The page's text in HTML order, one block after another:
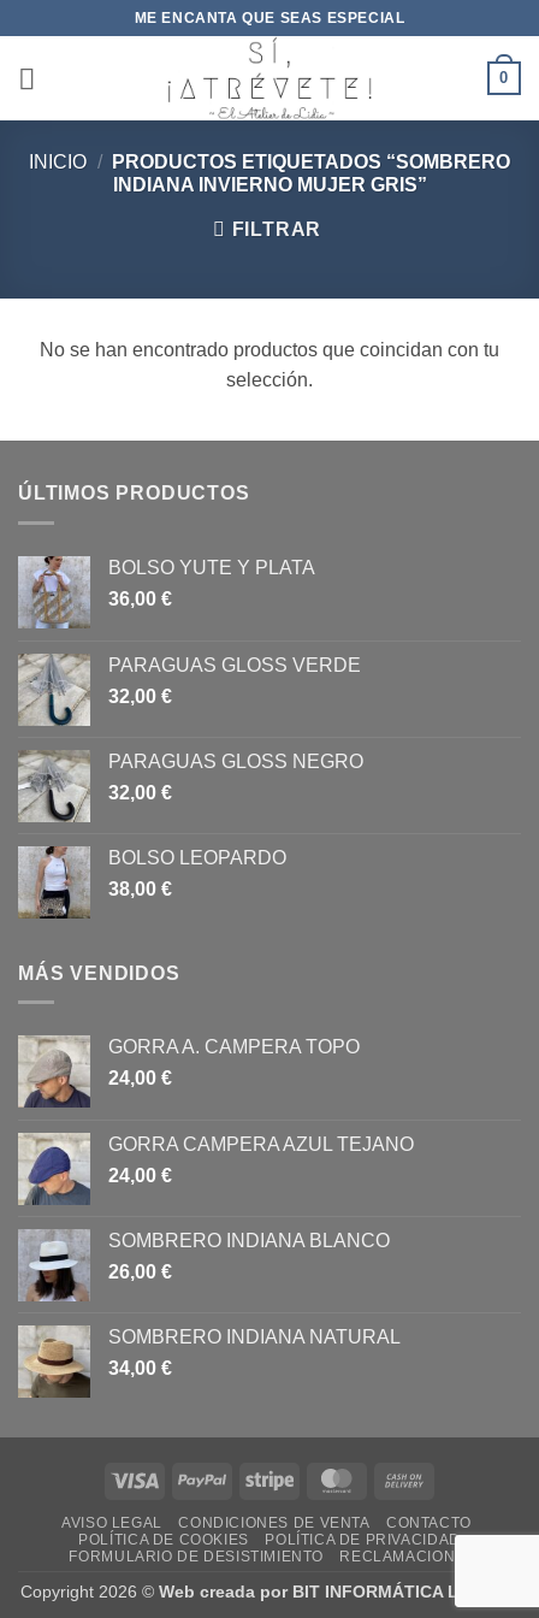
contenido
ME ENCANTA QUE SEAS ESPECIAL
0
INICIO /
PRODUCTOS ETIQUETADOS “SOMBRERO
INDIANA INVIERNO MUJER GRIS”
FILTRAR
No se han encontrado productos que coincidan con tu
selección.
ÚLTIMOS PRODUCTOS
BOLSO YUTE Y PLATA
36,00 €
PARAGUAS GLOSS VERDE
32,00 €
PARAGUAS GLOSS NEGRO
32,00 €
BOLSO LEOPARDO
38,00 €
MÁS VENDIDOS
GORRA A. CAMPERA TOPO
24,00 €
GORRA CAMPERA AZUL TEJANO
24,00 €
SOMBRERO INDIANA BLANCO
26,00 €
SOMBRERO INDIANA NATURAL
34,00 €
Visa PayPal Stripe MasterCard
Delivery
AVISO LEGAL CONDICIONES DE VENTA
CONTACTO
POLÍTICA DE COOKIES
POLÍTICA DE PRIVACIDAD
FORMULARIO DE DESISTIMIENTO
RECLAMACIONES
Copyright 2026 © Web creada por BIT INFORMÁTICA LODOSA